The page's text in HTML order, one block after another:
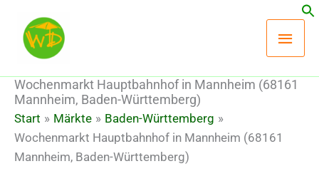
Inhalt
springen
Wochenmarkt Hauptbahnhof in Mannheim (68161
Mannheim, Baden-Württemberg)
Start Märkte
Baden-Württemberg
Wochenmarkt Hauptbahnhof in Mannheim (68161
Mannheim, Baden-Württemberg)